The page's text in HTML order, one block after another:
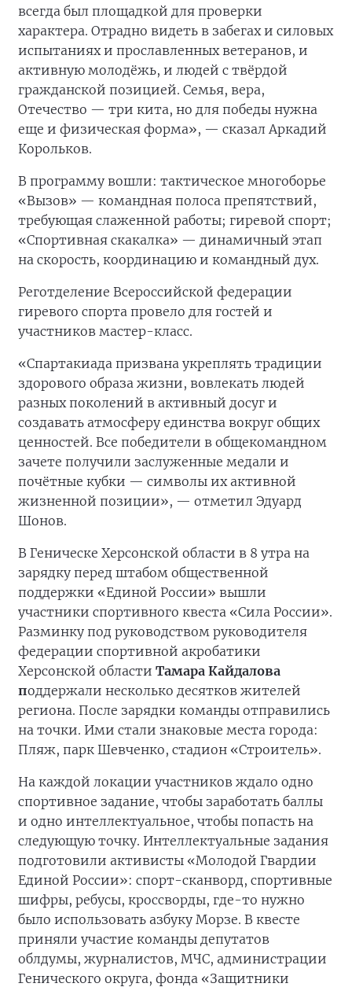
всегда был площадкой для проверки
характера. Отрадно видеть в забегах и силовых
испытаниях и прославленных ветеранов, и
активную молодёжь, и людей с твёрдой
гражданской позицией. Семья, вера,
Отечество — три кита, но для победы нужна
еще и физическая форма», — сказал Аркадий
Корольков.
В программу вошли: тактическое многоборье
«Вызов» — командная полоса препятствий,
требующая слаженной работы; гиревой спорт;
«Спортивная скакалка» — динамичный этап
на скорость, координацию и командный дух.
Реготделение Всероссийской федерации
гиревого спорта провело для гостей и
участников мастер-класс.
«Спартакиада призвана укреплять традиции
здорового образа жизни, вовлекать людей
разных поколений в активный досуг и
создавать атмосферу единства вокруг общих
ценностей. Все победители в общекомандном
зачете получили заслуженные медали и
почётные кубки — символы их активной
жизненной позиции», — отметил Эдуард
Шонов.
В Геническе Херсонской области в 8 утра на
зарядку перед штабом общественной
поддержки «Единой России» вышли
участники спортивного квеста «Сила России».
Разминку под руководством руководителя
федерации спортивной акробатики
Херсонской области Тамара Кайдалова
поддержали несколько десятков жителей
региона. После зарядки команды отправились
на точки. Ими стали знаковые места города:
Пляж, парк Шевченко, стадион «Строитель».
На каждой локации участников ждало одно
спортивное задание, чтобы заработать баллы
и одно интеллектуальное, чтобы попасть на
следующую точку. Интеллектуальные задания
подготовили активисты «Молодой Гвардии
Единой России»: спорт-сканворд, спортивные
шифры, ребусы, кроссворды, где-то нужно
было использовать азбуку Морзе. В квесте
приняли участие команды депутатов
облдумы, журналистов, МЧС, администрации
Генического округа, фонда «Защитники